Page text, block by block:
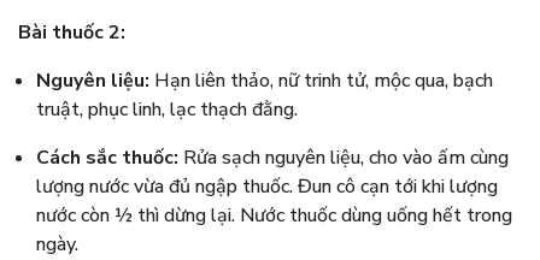
Bài thuốc 2:
Nguyên liệu: Hạn liên thảo, nữ trinh tử, mộc qua, bạch
truật, phục linh, lạc thạch đằng.
Cách sắc thuốc: Rửa sạch nguyên liệu, cho vào ấm cùng
lượng nước vừa đủ ngập thuốc. Đun cô cạn tới khi lượng
nước còn ½ thì dừng lại. Nước thuốc dùng uống hết trong
ngày.